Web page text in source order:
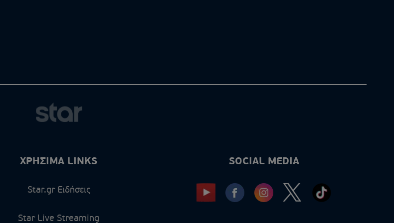
ΧΡΗΣΙΜΑ LINKS
Star.gr Ειδήσεις
Star Live Streaming
SOCIAL MEDIA